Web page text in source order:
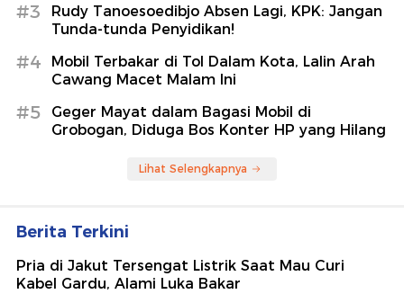
#3
Rudy Tanoesoedibjo Absen Lagi, KPK: Jangan
Tunda-tunda Penyidikan!
#4
Mobil Terbakar di Tol Dalam Kota, Lalin Arah
Cawang Macet Malam Ini
#5
Geger Mayat dalam Bagasi Mobil di
Grobogan, Diduga Bos Konter HP yang Hilang
Lihat Selengkapnya
Berita Terkini
Pria di Jakut Tersengat Listrik Saat Mau Curi
Kabel Gardu, Alami Luka Bakar